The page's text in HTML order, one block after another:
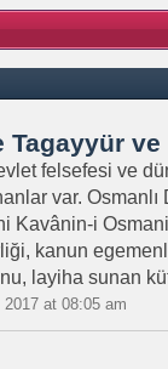
Tagayyür ve
felsefesi ve
var. Osmanlı
Kavânin-i
kanun
layiha sunan
at 08:05 am